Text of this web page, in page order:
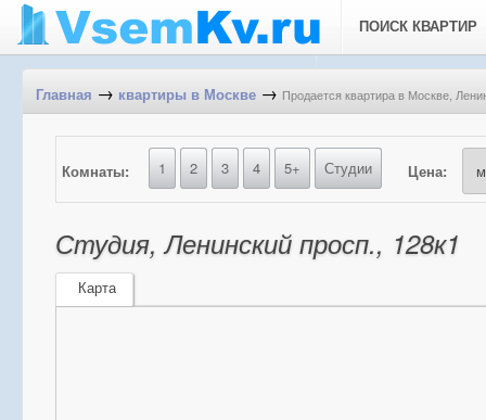
ПОИСК КВАРТИР
Главная → квартиры в Москве → Продается квартира в Москве,
Комнаты: 1 2 3 4 5+ Студии Цена:
Студия, Ленинский просп., 128к1
Карта